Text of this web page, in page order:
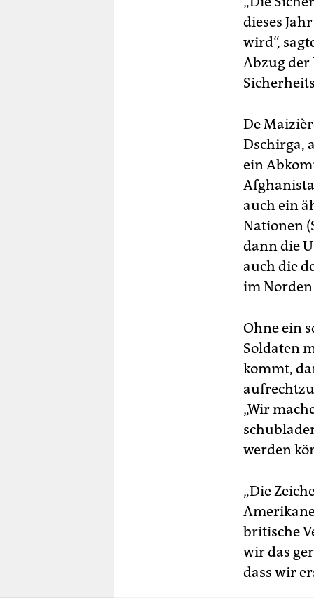
dieses
wird“,
Abzug der
De
Dschirga,
ein
auch ein
Nationen
dann die
auch die
im
Ohne ein
Soldaten
kommt,
„Wir
werden
„Die
britische
wir das
dass wir